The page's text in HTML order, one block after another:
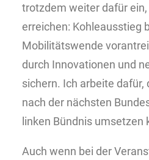
trotzdem weiter dafür
erreichen: Kohleausstieg
Mobilitätswende
durch Innovationen und
sichern. Ich arbeite dafür,
nach der nächsten
linken Bündnis umsetzen
Auch wenn bei der